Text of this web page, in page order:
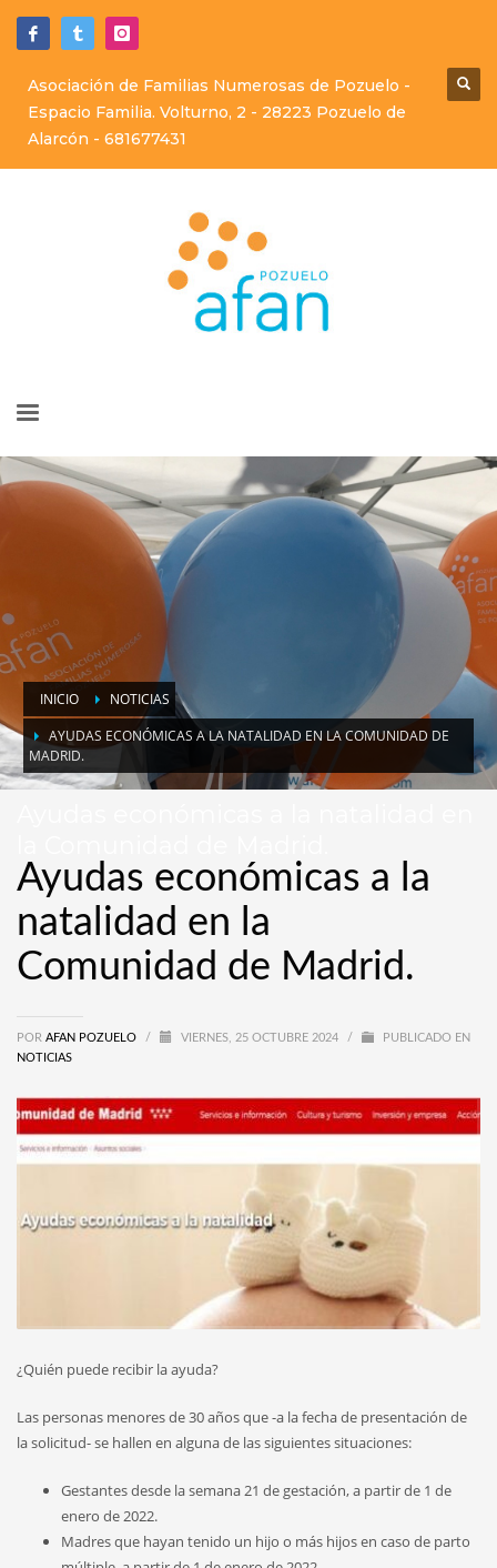
Asociación de Familias Numerosas de Pozuelo -
Espacio Familia. Volturno, 2 - 28223 Pozuelo de
Alarcón - 681677431
INICIO
NOTICIAS
AYUDAS ECONÓMICAS A LA NATALIDAD EN LA COMUNIDAD DE
MADRID.
Ayudas económicas a la
natalidad en la
Comunidad de Madrid.
POR AFAN POZUELO / VIERNES, 25 OCTUBRE 2024 /
PUBLICADO EN
NOTICIAS
¿Quién puede recibir la ayuda?
Las personas menores de 30 años que -a la fecha de presentación de
la solicitud- se hallen en alguna de las siguientes situaciones:
Gestantes desde la semana 21 de gestación, a partir de 1 de
enero de 2022.
Madres que hayan tenido un hijo o más hijos en caso de parto